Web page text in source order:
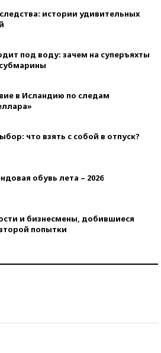
истории удивительных
под воду: зачем на суперъяхты
в Исландию по следам
что взять с собой в отпуск?
обувь лета – 2026
и бизнесмены, добившиеся
попытки